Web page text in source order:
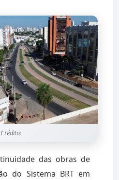
Crédito:
das obras de
do Sistema BRT em